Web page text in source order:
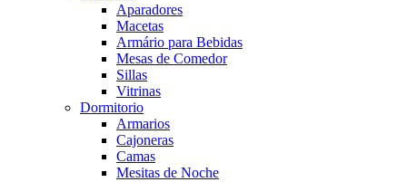
Aparadores
Macetas
Armário para Bebidas
Mesas de Comedor
Sillas
Vitrinas
Dormitorio
Armarios
Cajoneras
Camas
Mesitas de Noche